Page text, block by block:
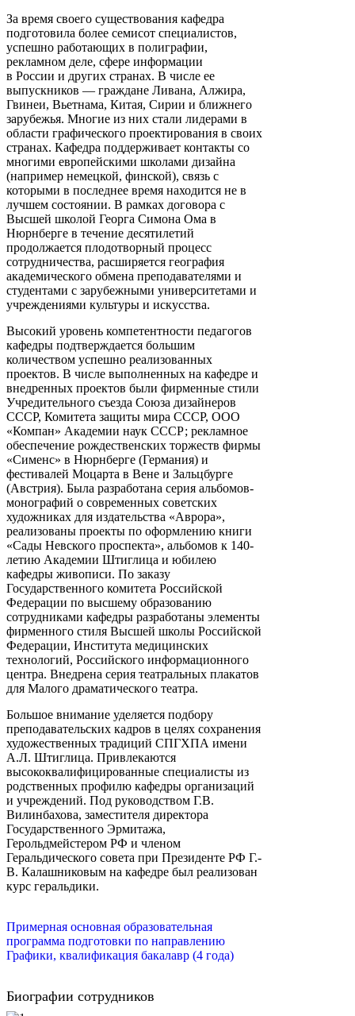
За время своего существования кафедра
подготовила более семисот специалистов,
успешно работающих в полиграфии,
рекламном деле, сфере информации
в России и других странах. В числе ее
выпускников — граждане Ливана, Алжира,
Гвинеи, Вьетнама, Китая, Сирии и ближнего
зарубежья. Многие из них стали лидерами в
области графического проектирования в своих
странах. Кафедра поддерживает контакты со
многими европейскими школами дизайна
(например немецкой, финской), связь с
которыми в последнее время находится не в
лучшем состоянии. В рамках договора с
Высшей школой Георга Симона Ома в
Нюрнберге в течение десятилетий
продолжается плодотворный процесс
сотрудничества, расширяется география
академического обмена преподавателями и
студентами с зарубежными университетами и
учреждениями культуры и искусства.
Высокий уровень компетентности педагогов
кафедры подтверждается большим
количеством успешно реализованных
проектов. В числе выполненных на кафедре и
внедренных проектов были фирменные стили
Учредительного съезда Союза дизайнеров
СССР, Комитета защиты мира СССР, ООО
«Компан» Академии наук СССР; рекламное
обеспечение рождественских торжеств фирмы
«Сименс» в Нюрнберге (Германия) и
фестивалей Моцарта в Вене и Зальцбурге
(Австрия). Была разработана серия альбомов-
монографий о современных советских
художниках для издательства «Аврора»,
реализованы проекты по оформлению книги
«Сады Невского проспекта», альбомов к 140-
летию Академии Штиглица и юбилею
кафедры живописи. По заказу
Государственного комитета Российской
Федерации по высшему образованию
сотрудниками кафедры разработаны элементы
фирменного стиля Высшей школы Российской
Федерации, Института медицинских
технологий, Российского информационного
центра. Внедрена серия театральных плакатов
для Малого драматического театра.
Большое внимание уделяется подбору
преподавательских кадров в целях сохранения
художественных традиций СПГХПА имени
А.­Л. Штиглица. Привлекаются
высококвалифицированные специалисты из
родственных профилю кафедры организаций
и учреждений. Под руководством Г.­В.
Вилинбахова, заместителя директора
Государственного Эрмитажа,
Герольдмейстером РФ и членом
Геральдического совета при Президенте РФ Г.­
В. Калашниковым на кафедре был реализован
курс геральдики.
Примерная основная образовательная
программа подготовки по направлению
Графики, квалификация бакалавр (4 года)
Биографии сотрудников